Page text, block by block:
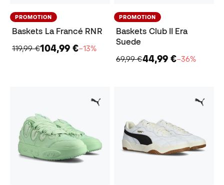
PROMOTION
Baskets La Francé RNR
119,99 €104,99 €−13%
PROMOTION
Baskets Club II Era
Suede
69,99 €44,99 €−36%